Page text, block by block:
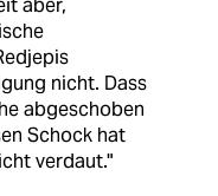
aber,
nicht. Dass
abgeschoben
Schock hat
verdaut."